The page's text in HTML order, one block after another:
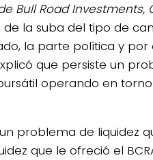
Bull Road Investments,
la suba del tipo de
la parte política y por
que persiste un
operando en torno
problema de liquidez
que le ofreció el